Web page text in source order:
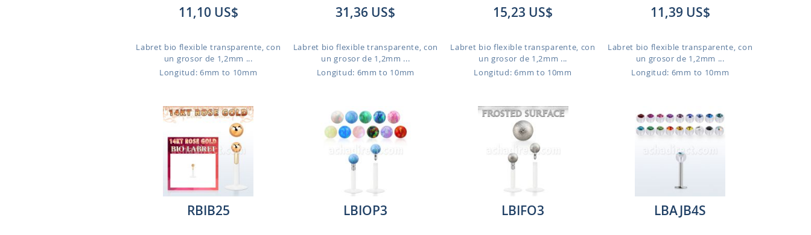
11,10 US$
Labret bio flexible transparente, con
un grosor de 1,2mm ...
Longitud: 6mm to 10mm
31,36 US$
Labret bio flexible transparente, con
un grosor de 1,2mm ...
Longitud: 6mm to 10mm
15,23 US$
Labret bio flexible transparente, con
un grosor de 1,2mm ...
Longitud: 6mm to 10mm
11,39 US$
Labret bio flexible transparente, con
un grosor de 1,2mm ...
Longitud: 6mm to 10mm
RBIB25
LBIOP3
LBIFO3
LBAJB4S